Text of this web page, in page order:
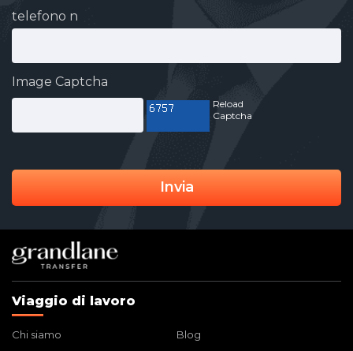
telefono n
Image Captcha
Reload
Captcha
Invia
Viaggio di lavoro
Chi siamo
Blog